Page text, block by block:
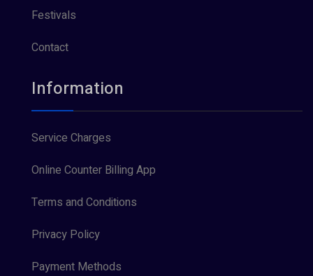
Festivals
Contact
Information
Service Charges
Online Counter Billing App
Terms and Conditions
Privacy Policy
Payment Methods